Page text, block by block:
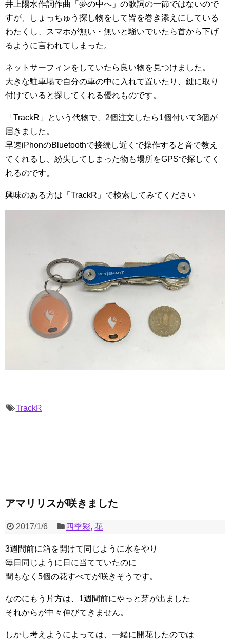
井上陽水作詞作曲「夢の中へ」の歌詞の一節ではないので
すが、しょっちゅう探し物をして皆を巻き添えにしている
わたくし、スマホが無い・無いと騒いでいたら首から下げ
るように言われてしまった。
ネットサーフィンをしていたら良い物を見つけました。
大きな駐車場で自分の車の中に入れて置いたり、鍵に取り
付けていると探してくれる優れものです。
「TrackR」という代物で、2個注文したら1個付いて3個が
届きました。
早速iPhonのBluetoothで接続し近くで操作すると音で教え
てくれるし、紛失してしまった物も場所をGPSで探してく
れるのです。
興味のある方は「TrackR」で検索してみてください
TrackR
アマリリスが咲きました
2017/1/6 四季彩,花
3週間前に箱を開けて同じように水をやり
毎日同じように日に当てていたのに
間もなく5個の花すべてが咲きそうです。
なのにもう片方は、1週間前にやっと芽が出ました
それからが中々伸びてきません。
しかし考えようによっては、一緒に開花したのでは